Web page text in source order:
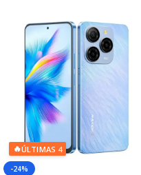
🔥ÚLTIMAS 4
-24%